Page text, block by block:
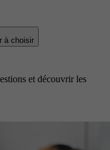
à choisir
et découvrir les